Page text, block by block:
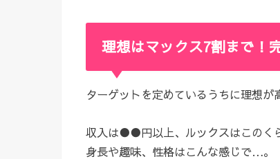
理想はマックス7割まで！
ターゲットを定めているうちに理想が
収入は●●円以上、ルックスはこのく
身長や趣味、性格はこんな感じで…。